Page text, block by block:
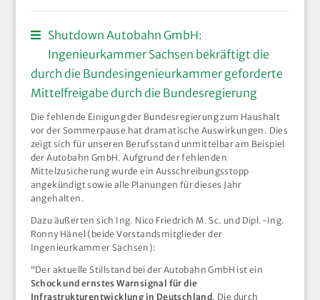
Shutdown Autobahn GmbH:
Ingenieurkammer Sachsen bekräftigt die
durch die Bundesingenieurkammer geforderte
Mittelfreigabe durch die Bundesregierung
Die fehlende Einigung der Bundesregierung zum Haushalt
vor der Sommerpause hat dramatische Auswirkungen. Dies
zeigt sich für unseren Berufsstand unmittelbar am Beispiel
der Autobahn GmbH. Aufgrund der fehlenden
Mittelzusicherung wurde ein Ausschreibungsstopp
angekündigt sowie alle Planungen für dieses Jahr
angehalten.
Dazu äußerten sich Ing. Nico Friedrich M. Sc. und Dipl.-Ing.
Ronny Hänel (beide Vorstandsmitglieder der
Ingenieurkammer Sachsen):
“Der aktuelle Stillstand bei der Autobahn GmbH ist ein
Schock und ernstes Warnsignal für die
Infrastrukturentwicklung in Deutschland. Die durch